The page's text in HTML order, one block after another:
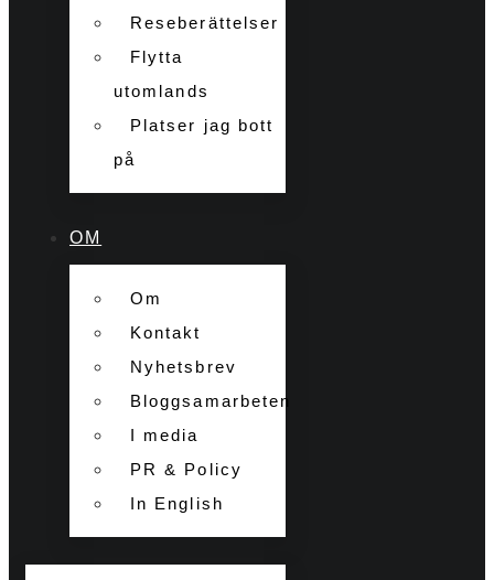
Reseberättelser
Flytta
utomlands
Platser jag bott
på
OM
Om
Kontakt
Nyhetsbrev
Bloggsamarbeten
I media
PR & Policy
In English